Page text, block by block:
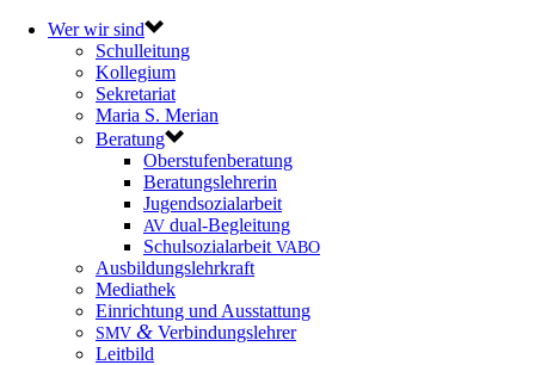
Wer wir sind
Schulleitung
Kollegium
Sekretariat
Maria S. Merian
Beratung
Oberstufenberatung
Beratungslehrerin
Jugendsozialarbeit
AV dual-Begleitung
Schulsozialarbeit VABO
Ausbildungslehrkraft
Mediathek
Einrichtung und Ausstattung
SMV & Verbindungslehrer
Leitbild